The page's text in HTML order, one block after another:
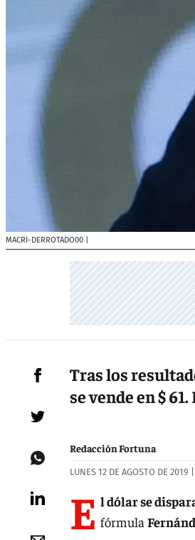
MACRI-DERROTADO00
Tras los
se vende en $
Redacción Fortuna
LUNES 12 DE AGOSTO DE 2019
E l dólar se
fórmula